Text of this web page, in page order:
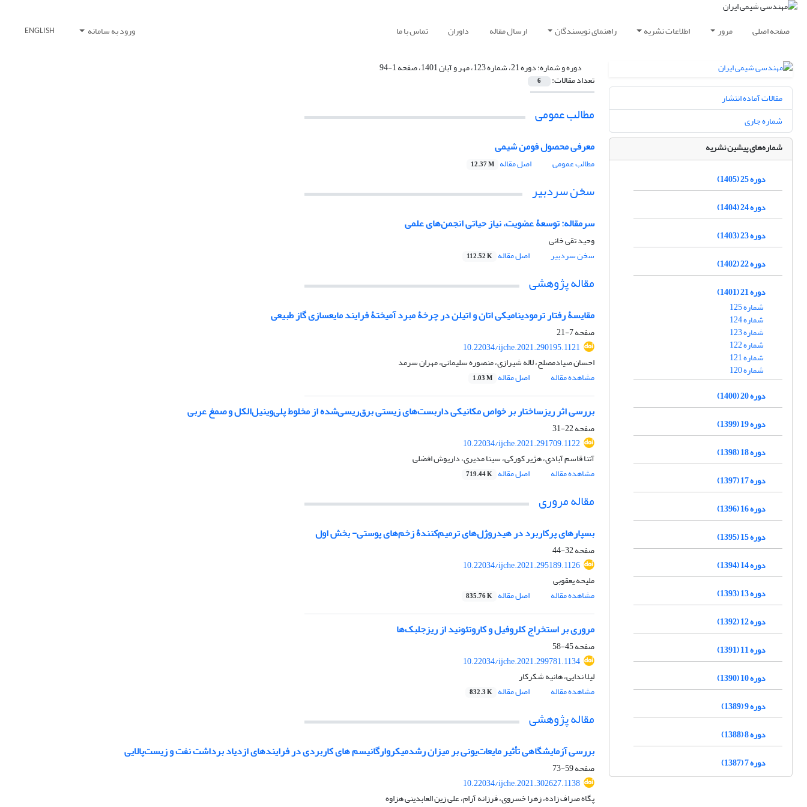
صفحه اصلی مرور اطلاعات نشریه راهنمای نویسندگان ارسال مقاله داوران تماس با ما ورود به سامانه ENGLISH
دوره و شماره:دوره 21، شماره 123، مهر و آبان 1401، صفحه 1-94
تعداد مقالات: 6
مطالب عمومی
معرفی محصول فومن شیمی
مطالب عمومی اصل مقاله 12.37 M
سخن سردبیر
سرمقاله: توسعۀ عضویت، نیاز حیاتی انجمن‌های علمی
وحید تقی خانی
سخن سردبیر
اصل مقاله 112.52 K
مقاله پژوهشی
مقایسۀ رفتار ترمودینامیکی اتان و اتیلن در چرخۀ مبرد آمیختۀ فرایند مایع‏سازی گاز طبیعی
صفحه7-21
10.22034/ijche.2021.290195.1121
احسان صیادمصلح، لاله شیرازی، منصوره سلیمانی، مهران سرمد
مشاهده مقاله
اصل مقاله 1.03 M
بررسی اثر ریزساختار بر خواص مکانیکی داربست‌های زیستی برق‌ریسی‌شده از مخلوط پلی‌وینیل‌الکل و صمغ عربی
صفحه22-31
10.22034/ijche.2021.291709.1122
آتنا قاسم آبادی، هژیر کورکی، سینا مدیری، داریوش افضلی
مشاهده مقاله
اصل مقاله 719.44 K
مقاله مروری
بسپارهای پرکاربرد در هیدروژل‌های ترمیم‌کنندۀ زخم‌های پوستی- بخش اول
صفحه32-44
10.22034/ijche.2021.295189.1126
ملیحه یعقوبی
مشاهده مقاله
اصل مقاله 835.76 K
مروری بر استخراج کلروفیل و کاروتئونید از ریزجلبک‌ها
صفحه45-58
10.22034/ijche.2021.299781.1134
لیلا ندایی، هانیه شکرکار
مشاهده مقاله
اصل مقاله 832.3 K
مقاله پژوهشی
بررسی آزمایشگاهی تأثیر مایعات‌یونی بر میزان رشدمیکروارگانیسم های کاربردی در فرایندهای ازدیاد برداشت نفت و زیست‌پالایی
صفحه59-73
10.22034/ijche.2021.302627.1138
پگاه صراف زاده، زهرا خسروی، فرزانه آرام، علی زین العابدینی هزاوه
مقالات آماده انتشار
شماره جاری
شماره‌های پیشین نشریه
دوره 25 (1405)
دوره 24 (1404)
دوره 23 (1403)
دوره 22 (1402)
دوره 21 (1401)
شماره 125
شماره 124
شماره 123
شماره 122
شماره 121
شماره 120
دوره 20 (1400)
دوره 19 (1399)
دوره 18 (1398)
دوره 17 (1397)
دوره 16 (1396)
دوره 15 (1395)
دوره 14 (1394)
دوره 13 (1393)
دوره 12 (1392)
دوره 11 (1391)
دوره 10 (1390)
دوره 9 (1389)
دوره 8 (1388)
دوره 7 (1387)